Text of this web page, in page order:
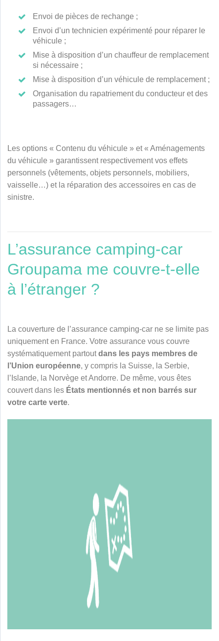
Envoi de pièces de rechange ;
Envoi d’un technicien expérimenté pour réparer le
véhicule ;
Mise à disposition d’un chauffeur de remplacement
si nécessaire ;
Mise à disposition d’un véhicule de remplacement ;
Organisation du rapatriement du conducteur et des
passagers…
Les options « Contenu du véhicule » et « Aménagements
du véhicule » garantissent respectivement vos effets
personnels (vêtements, objets personnels, mobiliers,
vaisselle…) et la réparation des accessoires en cas de
sinistre.
L’assurance camping-car
Groupama me couvre-t-elle
à l’étranger ?
La couverture de l’assurance camping-car ne se limite pas
uniquement en France. Votre assurance vous couvre
systématiquement partoutdans les pays membres de
l’Union européenne, y compris la Suisse, la Serbie,
l’Islande, la Norvège et Andorre. De même, vous êtes
couvert dans les États mentionnés et non barrés sur
votre carte verte.